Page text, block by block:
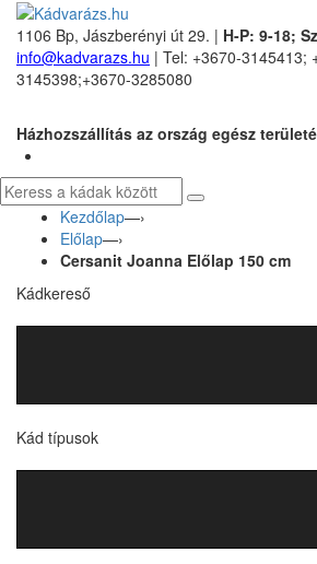
1106 Bp, Jászberényi út 29. | H-P: 9-18;
info@kadvarazs.hu | Tel: +3670-3145413;
3145398;+3670-3285080
Házhozszállítás az ország egész
Kezdőlap—›
Előlap—›
Cersanit Joanna Előlap 150 cm
Kádkereső
Kád típusok